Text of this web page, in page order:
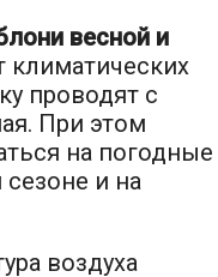
весной и
проводят с
При этом
на погодные
и на
воздуха